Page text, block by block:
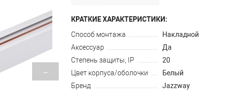
→
КРАТКИЕ ХАРАКТЕРИСТИКИ:
Способ монтажа
Накладной
Аксессуар
Да
Степень защиты, IP
20
Цвет корпуса/оболочки
Белый
Бренд
Jazzway